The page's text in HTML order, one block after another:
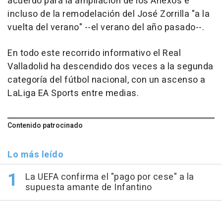
incluso de la remodelación del José Zorrilla "a la
vuelta del verano" --el verano del año pasado--.
En todo este recorrido informativo el Real
Valladolid ha descendido dos veces a la segunda
categoría del fútbol nacional, con un ascenso a
LaLiga EA Sports entre medias.
Contenido patrocinado
Lo más leído
La UEFA confirma el "pago por cese" a la
supuesta amante de Infantino